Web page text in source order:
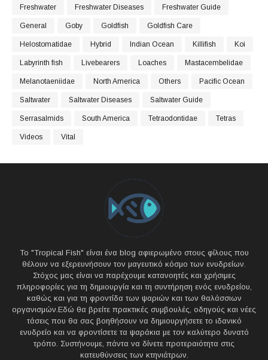
Freshwater Freshwater Diseases Freshwater Guide
General Goby Goldfish Goldfish Care
Helostomatidae Hybrid Indian Ocean Killifish Koi
Labyrinth fish Livebearers Loaches Mastacembelidae
Melanotaeniidae North America Others Pacific Ocean
Saltwater Saltwater Diseases Saltwater Guide
Serrasalmids South America Tetraodontidae Tetras
Videos Vital
Το "Tropical Fish" είναι ένα blog αφιερωμένο στους φίλους που
θέλουν να εξερευνήσουν τον μαγευτικό κόσμο των ενυδρείων.
Στόχος μας είναι να παρέχουμε κατανοητές και χρήσιμες
πληροφορίες για τη δημιουργία και τη συντήρηση ενός ενυδρείου,
καθώς και για τη φροντίδα των ψαριών και των θαλάσσιων
οργανισμών.Εδώ θα βρείτε πρακτικές συμβουλές, οδηγούς και νέες
τάσεις που θα σας βοηθήσουν να δημιουργήσετε το ιδανικό
ενυδρείο και να φροντίσετε τα ψαράκια με τον καλύτερο δυνατό
τρόπο. Συστήνουμε, πάντα να δίνετε προτεραιότητα στις
κατευθύνσεις των κτηνιάτρων.